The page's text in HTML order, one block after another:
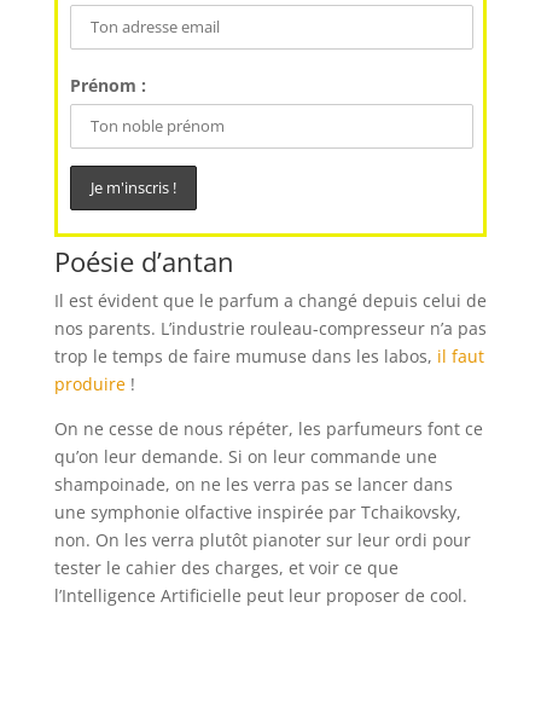
Prénom :
Poésie d’antan
Il est évident que le parfum a changé depuis celui de
nos parents. L’industrie rouleau-compresseur n’a pas
trop le temps de faire mumuse dans les labos, il faut
produire!
On ne cesse de nous répéter, les parfumeurs font ce
qu’on leur demande. Si on leur commande une
shampoinade, on ne les verra pas se lancer dans
une symphonie olfactive inspirée par Tchaikovsky,
non. On les verra plutôt pianoter sur leur ordi pour
tester le cahier des charges, et voir ce que
l’Intelligence Artificielle peut leur proposer de cool.